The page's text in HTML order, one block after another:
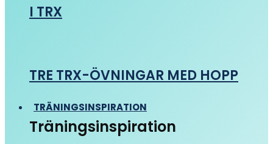
I TRX
TRE TRX-ÖVNINGAR MED HOPP
TRÄNINGSINSPIRATION
Träningsinspiration